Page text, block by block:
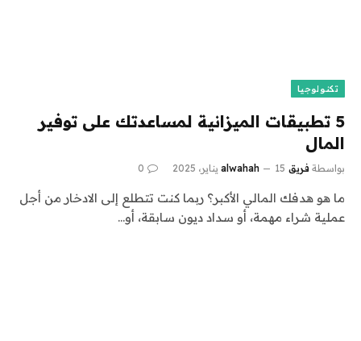
تكنولوجيا
5 تطبيقات الميزانية لمساعدتك على توفير
المال
بواسطة فريق alwahah 15 يناير، 2025 0
ما هو هدفك المالي الأكبر؟ ربما كنت تتطلع إلى الادخار من أجل
عملية شراء مهمة، أو سداد ديون سابقة، أو…